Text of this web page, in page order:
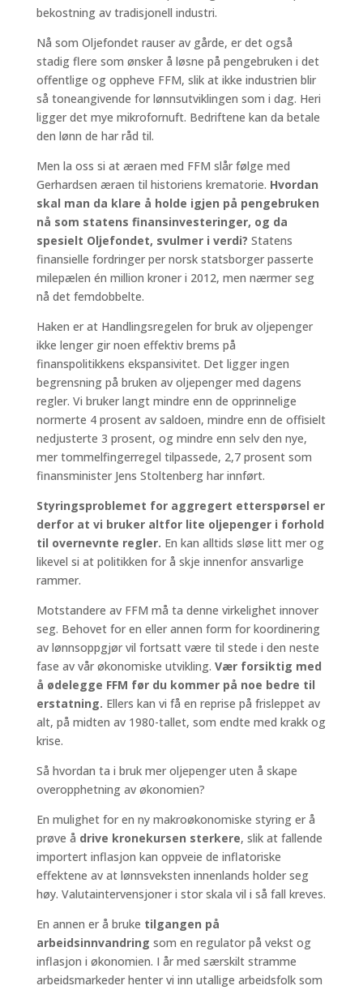
bekostning av tradisjonell industri.
Nå som Oljefondet rauser av gårde, er det også
stadig flere som ønsker å løsne på pengebruken i det
offentlige og oppheve FFM, slik at ikke industrien blir
så toneangivende for lønnsutviklingen som i dag. Heri
ligger det mye mikrofornuft. Bedriftene kan da betale
den lønn de har råd til.
Men la oss si at æraen med FFM slår følge med
Gerhardsen æraen til historiens krematorie. Hvordan
skal man da klare å holde igjen på pengebruken
nå som statens finansinvesteringer, og da
spesielt Oljefondet, svulmer i verdi? Statens
finansielle fordringer per norsk statsborger passerte
milepælen én million kroner i 2012, men nærmer seg
nå det femdobbelte.
Haken er at Handlingsregelen for bruk av oljepenger
ikke lenger gir noen effektiv brems på
finanspolitikkens ekspansivitet. Det ligger ingen
begrensning på bruken av oljepenger med dagens
regler. Vi bruker langt mindre enn de opprinnelige
normerte 4 prosent av saldoen, mindre enn de offisielt
nedjusterte 3 prosent, og mindre enn selv den nye,
mer tommelfingerregel tilpassede, 2,7 prosent som
finansminister Jens Stoltenberg har innført.
Styringsproblemet for aggregert etterspørsel er
derfor at vi bruker altfor lite oljepenger i forhold
til overnevnte regler. En kan alltids sløse litt mer og
likevel si at politikken for å skje innenfor ansvarlige
rammer.
Motstandere av FFM må ta denne virkelighet innover
seg. Behovet for en eller annen form for koordinering
av lønnsoppgjør vil fortsatt være til stede i den neste
fase av vår økonomiske utvikling. Vær forsiktig med
å ødelegge FFM før du kommer på noe bedre til
erstatning. Ellers kan vi få en reprise på frisleppet av
alt, på midten av 1980-tallet, som endte med krakk og
krise.
Så hvordan ta i bruk mer oljepenger uten å skape
overopphetning av økonomien?
En mulighet for en ny makroøkonomiske styring er å
prøve å drive kronekursen sterkere, slik at fallende
importert inflasjon kan oppveie de inflatoriske
effektene av at lønnsveksten innenlands holder seg
høy. Valutaintervensjoner i stor skala vil i så fall kreves.
En annen er å bruke tilgangen på
arbeidsinnvandring som en regulator på vekst og
inflasjon i økonomien. I år med særskilt stramme
arbeidsmarkeder henter vi inn utallige arbeidsfolk som